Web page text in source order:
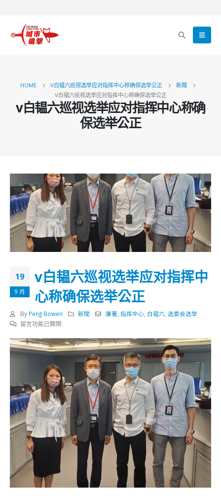
HOME V白韫六巡视选举应对指挥中心称确保选举公正
新聞
V白韫六巡视选举应对指挥中心称确保选举公正
v白韫六巡视选举应对指挥中心称确
保选举公正
19
9 月
v白韫六巡视选举应对指挥中
心称确保选举公正
By Peng Bowen 新聞 廉署,指挥中心, 白韫六,选委会选举
在
白
韫
视
选
举
应
对
指
挥
中
心
称
留言功能已關閉